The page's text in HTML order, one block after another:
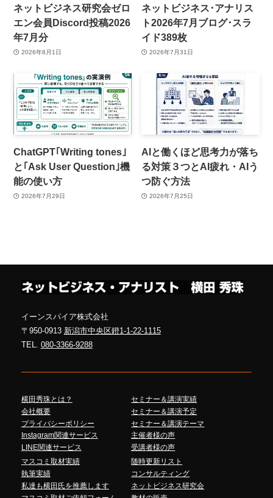
ネットビジネス研究会ゼロ
エン会員Discord投稿2026
年7月分
2026年8月1日
ネットビジネス･アナリス
ト2026年7月ブログ･スラ
イド389枚
2026年7月31日
ChatGPT｢Writing tones｣
と｢Ask User Question｣機
能の使い方
2026年7月29日
AIと働くほど思考力が落ち
る対策３つとAI疲れ・AIう
つ防ぐ方法
2026年7月25日
イーンスパイア株式会社
〒950-0913 新潟市中央区鐙1-1-22-1115
TEL. 080-3366-9288
横田秀珠とは？
会社概要
プライバシーポリシー
Instagram関連サービス
LINE関連サービス
セミナー＆講演実績
セミナー＆講演予定
セミナー＆講演テーマ
主催者様の声
受講者様の声
マスコミ取材実績
執筆実績
私達も横田氏を推薦します
随時更新リスト
コンサルティング
ネットビジネス研究会